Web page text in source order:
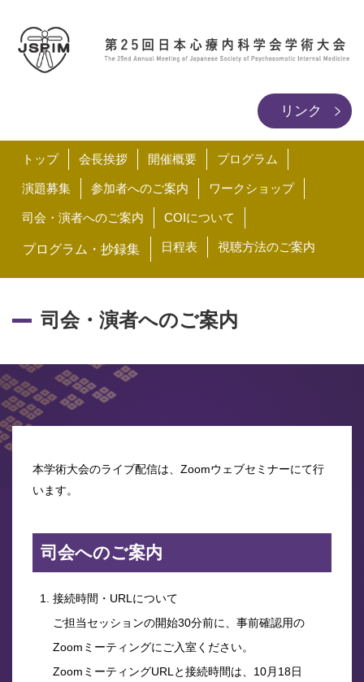
リンク
トップ 会長挨拶 開催概要 プログラム
演題募集 参加者へのご案内 ワークショップ
司会・演者へのご案内 COIについて
プログラム・抄録集 日程表 視聴方法のご案内
司会・演者へのご案内
本学術大会のライブ配信は、Zoomウェブセミナーにて行
います。
司会へのご案内
接続時間・URLについて
ご担当セッションの開始30分前に、事前確認用の
Zoomミーティングにご入室ください。
ZoomミーティングURLと接続時間は、10月18日